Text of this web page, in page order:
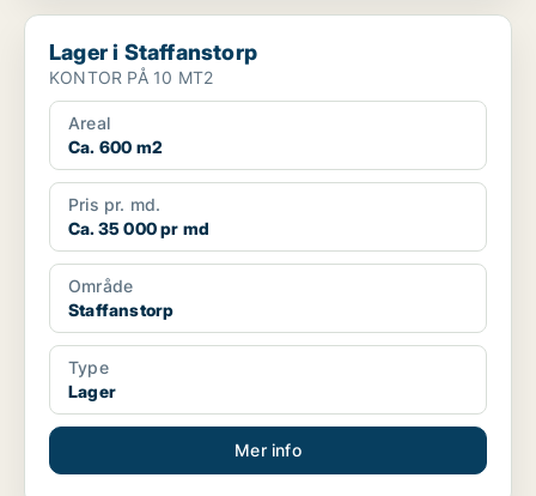
Lager i Staffanstorp
Lager i Staffanstorp
KONTOR PÅ 10 MT2
Areal
Ca. 600 m2
Pris pr. md.
Ca. 35 000 pr md
Område
Staffanstorp
Type
Lager
Mer info